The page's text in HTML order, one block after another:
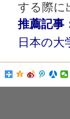
する際に
推薦記事
日本の